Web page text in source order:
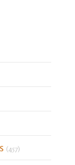
(457)